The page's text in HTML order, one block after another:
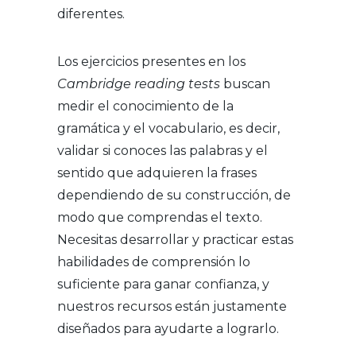
diferentes.
Los ejercicios presentes en los
Cambridge reading tests buscan
medir el conocimiento de la
gramática y el vocabulario, es decir,
validar si conoces las palabras y el
sentido que adquieren la frases
dependiendo de su construcción, de
modo que comprendas el texto.
Necesitas desarrollar y practicar estas
habilidades de comprensión lo
suficiente para ganar confianza, y
nuestros recursos están justamente
diseñados para ayudarte a lograrlo.